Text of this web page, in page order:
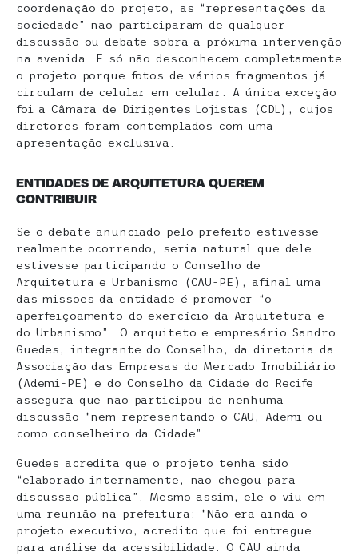
coordenação do projeto, as “representações da
sociedade” não participaram de qualquer
discussão ou debate sobra a próxima intervenção
na avenida. E só não desconhecem completamente
o projeto porque fotos de vários fragmentos já
circulam de celular em celular. A única exceção
foi a Câmara de Dirigentes Lojistas (CDL), cujos
diretores foram contemplados com uma
apresentação exclusiva.
ENTIDADES DE ARQUITETURA QUEREM
CONTRIBUIR
Se o debate anunciado pelo prefeito estivesse
realmente ocorrendo, seria natural que dele
estivesse participando o Conselho de
Arquitetura e Urbanismo (CAU-PE), afinal uma
das missões da entidade é promover “o
aperfeiçoamento do exercício da Arquitetura e
do Urbanismo”. O arquiteto e empresário Sandro
Guedes, integrante do Conselho, da diretoria da
Associação das Empresas do Mercado Imobiliário
(Ademi-PE) e do Conselho da Cidade do Recife
assegura que não participou de nenhuma
discussão “nem representando o CAU, Ademi ou
como conselheiro da Cidade”.
Guedes acredita que o projeto tenha sido
“elaborado internamente, não chegou para
discussão pública”. Mesmo assim, ele o viu em
uma reunião na prefeitura: “Não era ainda o
projeto executivo, acredito que foi entregue
para análise da acessibilidade. O CAU ainda